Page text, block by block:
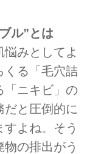
ル”とは
みとしてよ
くる「毛穴詰
「ニキビ」の
だと圧倒的に
よね。そう
の排出がう